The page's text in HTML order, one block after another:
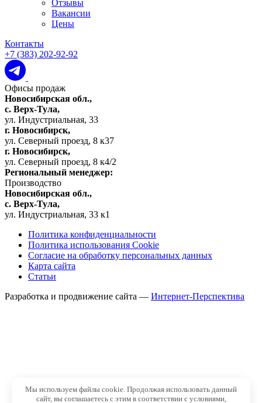
Отзывы
Вакансии
Цены
Контакты
+7 (383) 202-92-92
Офисы продаж
Новосибирская обл.,
c. Верх-Тула,
ул. Индустриальная, 33
г. Новосибирск,
ул. Северный проезд, 8 к37
г. Новосибирск,
ул. Северный проезд, 8 к4/2
Региональный менеджер:
Производство
Новосибирская обл.,
c. Верх-Тула,
ул. Индустриальная, 33 к1
Политика конфиденциальности
Политика использования Cookie
Согласие на обработку персональных данных
Карта сайта
Статьи
Разработка и продвижение сайта — Интернет-Перспектива
Мы используем файлы cookie. Продолжая использовать данный
сайт, вы соглашаетесь с этим в соответствии с условиями,